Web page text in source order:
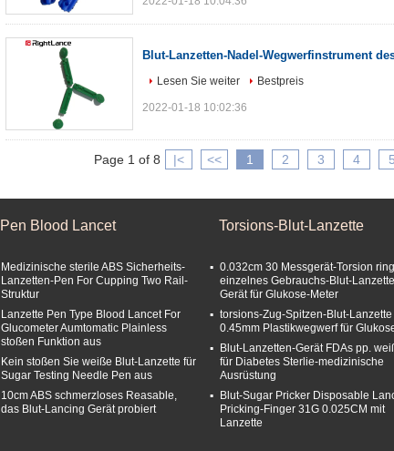
Blut-Lanzetten-Nadel-Wegwerfinstrument
Lesen Sie weiter Bestpreis
2022-01-18 10:02:36
Page 1 of 8 |< << 1 2 3 4 5
Pen Blood Lancet
Medizinische sterile ABS Sicherheits-
Lanzetten-Pen For Cupping Two Rail-
Struktur
Lanzette Pen Type Blood Lancet For
Glucometer Aumtomatic Plainless
stoßen Funktion aus
Kein stoßen Sie weiße Blut-Lanzette für
Sugar Testing Needle Pen aus
10cm ABS schmerzloses Reasable,
das Blut-Lancing Gerät probiert
Torsions-Blut-Lanzette
0.032cm 30 Messgerät-Torsion
einzelnes Gebrauchs-Blut-
Gerät für Glukose-Meter
torsions-Zug-Spitzen-Blut-
0.45mm Plastikwegwerf für
Blut-Lanzetten-Gerät FDAs pp.
für Diabetes Sterlie-medizinische
Ausrüstung
Blut-Sugar Pricker Disposable
Pricking-Finger 31G 0.025CM mit
Lanzette